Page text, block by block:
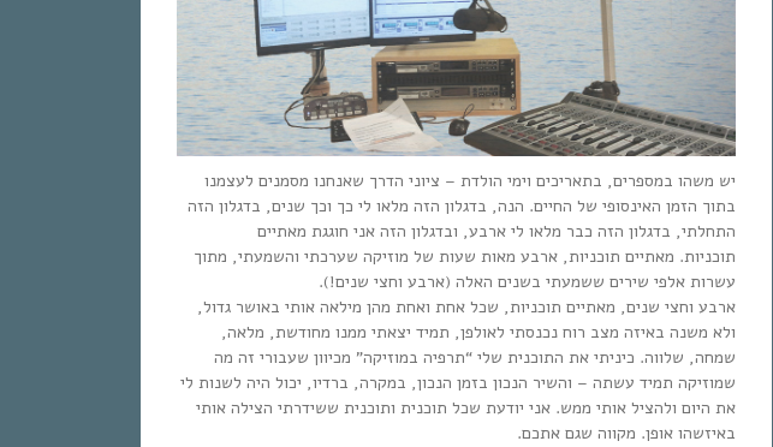
יש משהו במספרים, בתאריכים וימי הולדת – ציוני הדרך שאנחנו מסמנים לעצמנו
בתוך הזמן האינסופי של החיים. הנה, בדגלון הזה מלאו לי כך וכך שנים, בדגלון הזה
התחלתי, בדגלון הזה כבר מלאו לי ארבע, ובדגלון הזה אני חוגגת מאתיים
תוכניות. מאתיים תוכניות, ארבע מאות שעות של מוזיקה שערכתי והשמעתי, מתוך
עשרות אלפי שירים ששמעתי בשנים האלה (ארבע וחצי שנים!).
ארבע וחצי שנים, מאתיים תוכניות, שכל אחת ואחת מהן מילאה אותי באושר גדול,
ולא משנה באיזה מצב רוח נכנסתי לאולפן, תמיד יצאתי ממנו מחודשת, מלאה,
שמחה, שלווה. כיניתי את התוכנית שלי “תרפיה במוזיקה” מכיוון שעבורי זה מה
שמוזיקה תמיד עשתה – והשיר הנכון בזמן הנכון, במקרה, ברדיו, יכול היה לשנות לי
את היום ולהציל אותי ממש. אני יודעת שכל תוכנית ותוכנית ששידרתי הצילה אותי
באיזשהו אופן. מקווה שגם אתכם.